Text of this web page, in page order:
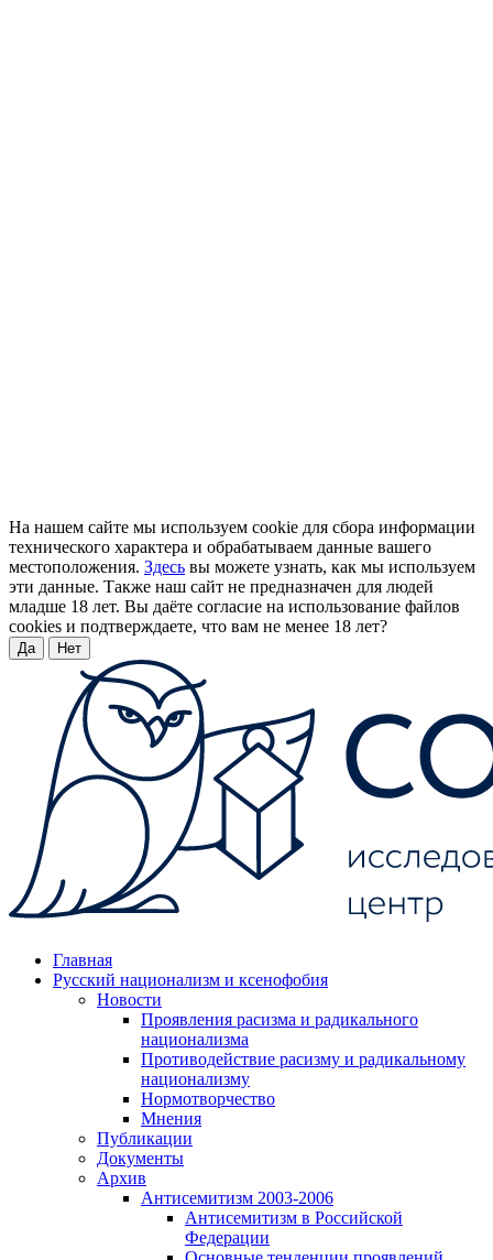
На нашем сайте мы используем cookie для сбора информации
технического характера и обрабатываем данные вашего
местоположения. Здесь вы можете узнать, как мы используем
эти данные. Также наш сайт не предназначен для людей
младше 18 лет. Вы даёте согласие на использование файлов
cookies и подтверждаете, что вам не менее 18 лет?
Да Нет
Главная
Русский национализм и ксенофобия
Новости
Проявления расизма и радикального
национализма
Противодействие расизму и радикальному
национализму
Нормотворчество
Мнения
Публикации
Документы
Архив
Антисемитизм 2003-2006
Антисемитизм в Российской
Федерации